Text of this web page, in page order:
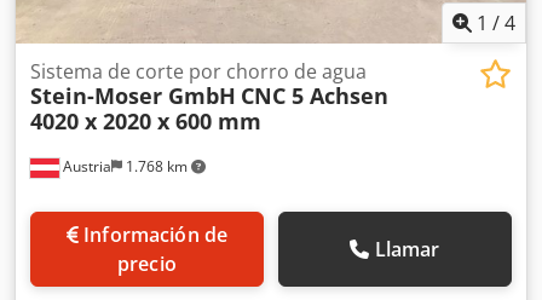
1 /4
Austria 1.768 km
Sistema de corte por chorro de agua
Stein-Moser GmbH CNC 5 Achsen
4020 x 2020 x 600 mm
Información de
precio
Llamar